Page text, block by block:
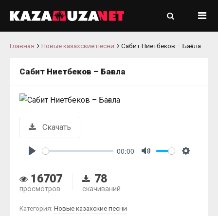
Главная Новые казахские песни Сабит Ниетбеков – Бағала
Сабит Ниетбеков – Бағала
Скачать
00:00
16707
просмотров
78
скачиваний
Категория: Новые казахские песни